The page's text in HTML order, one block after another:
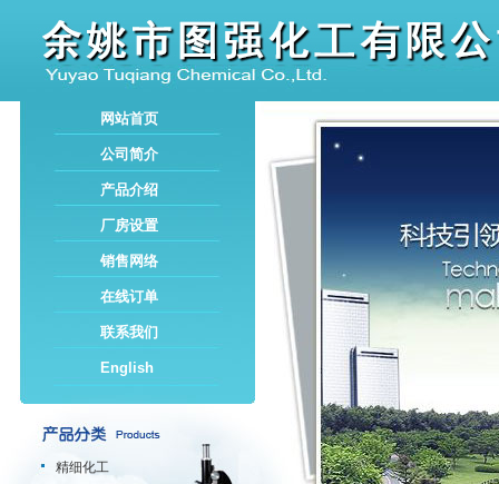
网站首页
公司简介
产品介绍
厂房设置
销售网络
在线订单
联系我们
English
精细化工